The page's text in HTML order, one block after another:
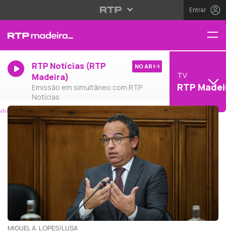
Entrar
RTP Notícias (RTP
Madeira)
Emissão em simultâneo com RTP
Notícias
NO AR
TV
RTP
MIGUEL A. LOPES/LUSA